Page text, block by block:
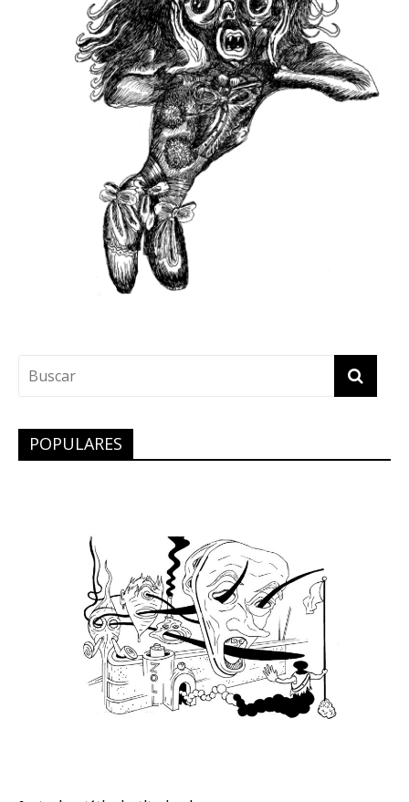
POPULARES